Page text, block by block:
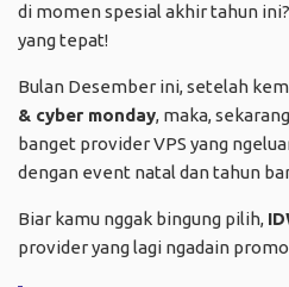
di momen spesial akhir tahun
yang tepat!
Bulan Desember ini, setelah
& cyber monday, maka,
banget provider VPS yang
dengan event natal dan tahun
Biar kamu nggak bingung pilih,
provider yang lagi ngadain promo